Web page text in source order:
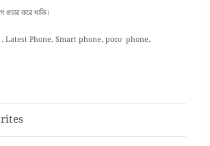
করে থাকি।
Latest Phone, Smart phone, poco phone,